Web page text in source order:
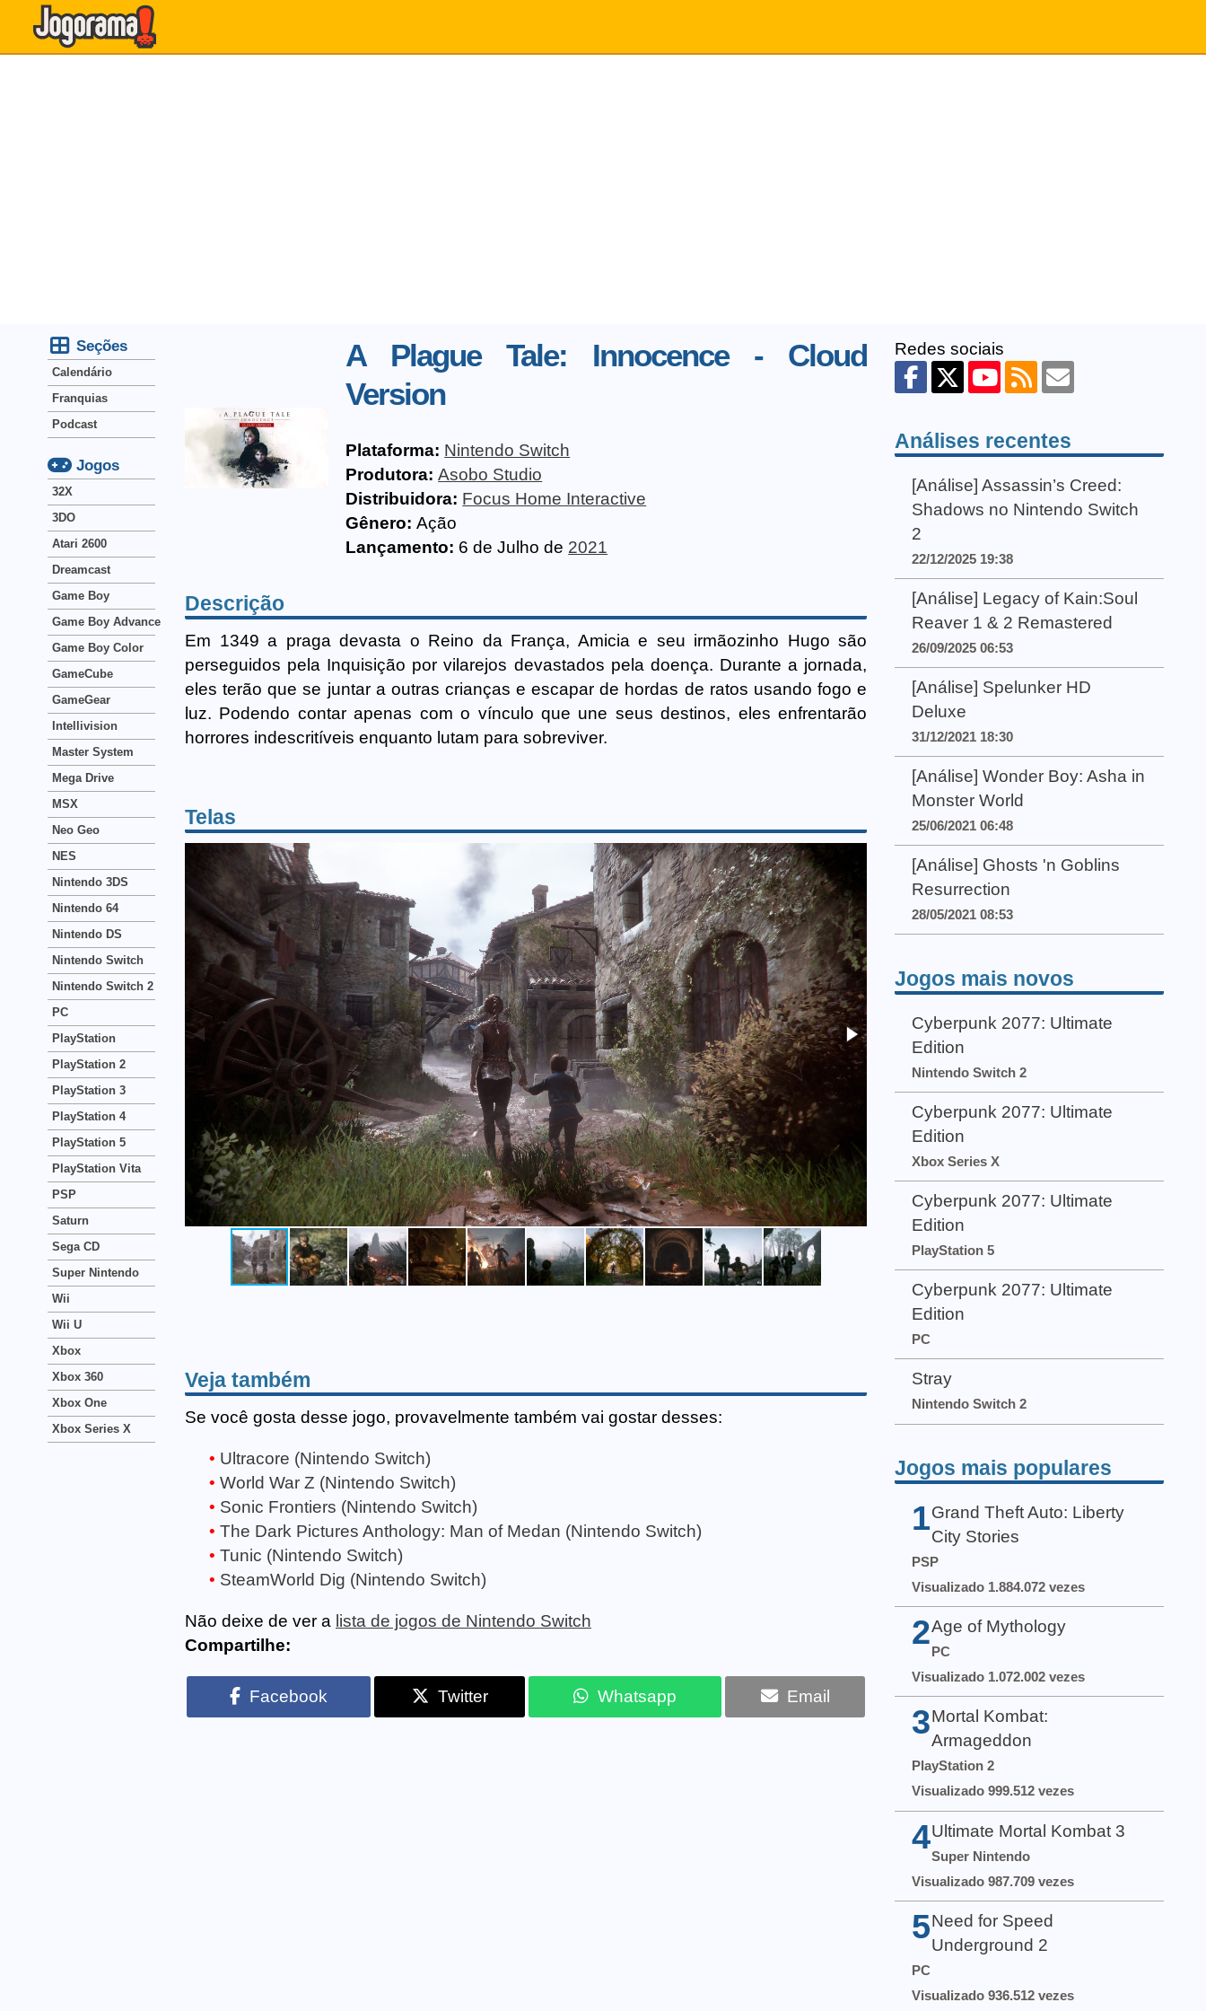
A Plague Tale: Innocence - Cloud
Version
Plataforma: Nintendo Switch
Produtora: Asobo Studio
Distribuidora: Focus Home Interactive
Gênero: Ação
Lançamento: 6 de Julho de 2021
Descrição
Em 1349 a praga devasta o Reino da França, Amicia e seu irmãozinho Hugo são
perseguidos pela Inquisição por vilarejos devastados pela doença. Durante a jornada,
eles terão que se juntar a outras crianças e escapar de hordas de ratos usando fogo e
luz. Podendo contar apenas com o vínculo que une seus destinos, eles enfrentarão
horrores indescritíveis enquanto lutam para sobreviver.
Telas
Veja também
Se você gosta desse jogo, provavelmente também vai gostar desses:
Ultracore (Nintendo Switch)
World War Z (Nintendo Switch)
Sonic Frontiers (Nintendo Switch)
The Dark Pictures Anthology: Man of Medan (Nintendo Switch)
Tunic (Nintendo Switch)
SteamWorld Dig (Nintendo Switch)
Não deixe de ver a lista de jogos de Nintendo Switch
Compartilhe:
Facebook Twitter Whatsapp Email
Seções
Calendário
Franquias
Podcast
Jogos
32X
3DO
Atari 2600
Dreamcast
Game Boy
Game Boy Advance
Game Boy Color
GameCube
GameGear
Intellivision
Master System
Mega Drive
MSX
Neo Geo
NES
Nintendo 3DS
Nintendo 64
Nintendo DS
Nintendo Switch
Nintendo Switch 2
PC
PlayStation
PlayStation 2
PlayStation 3
PlayStation 4
PlayStation 5
PlayStation Vita
PSP
Saturn
Sega CD
Super Nintendo
Wii
Wii U
Xbox
Xbox 360
Xbox One
Xbox Series X
Redes sociais
Análises recentes
[Análise] Assassin’s Creed:
Shadows no Nintendo Switch
2
22/12/2025 19:38
[Análise] Legacy of Kain:Soul
Reaver 1 & 2 Remastered
26/09/2025 06:53
[Análise] Spelunker HD
Deluxe
31/12/2021 18:30
[Análise] Wonder Boy: Asha in
Monster World
25/06/2021 06:48
[Análise] Ghosts 'n Goblins
Resurrection
28/05/2021 08:53
Jogos mais novos
Cyberpunk 2077: Ultimate
Edition
Nintendo Switch 2
Cyberpunk 2077: Ultimate
Edition
Xbox Series X
Cyberpunk 2077: Ultimate
Edition
PlayStation 5
Cyberpunk 2077: Ultimate
Edition
PC
Stray
Nintendo Switch 2
Jogos mais populares
1 Grand Theft Auto: Liberty
City Stories
PSP
Visualizado 1.884.072 vezes
2Age of Mythology
PC
Visualizado 1.072.002 vezes
3 Mortal Kombat:
Armageddon
PlayStation 2
Visualizado 999.512 vezes
4 Ultimate Mortal Kombat 3
Super Nintendo
Visualizado 987.709 vezes
5 Need for Speed
Underground 2
PC
Visualizado 936.512 vezes